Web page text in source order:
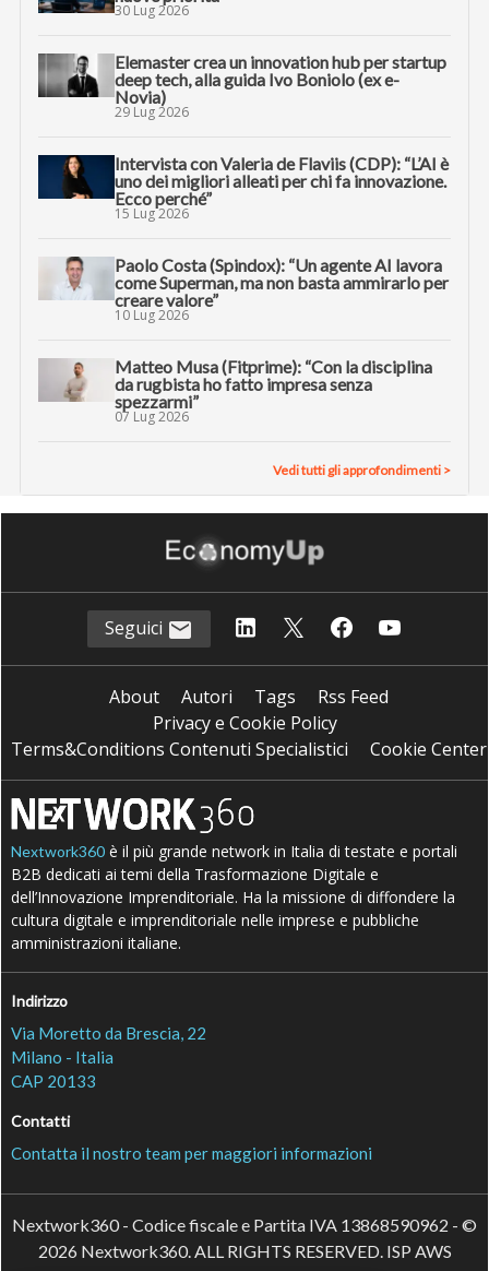
30 Lug 2026
Elemaster crea un innovation hub per startup
deep tech, alla guida Ivo Boniolo (ex e-
Novia)
29 Lug 2026
Intervista con Valeria de Flaviis (CDP): “L’AI è
uno dei migliori alleati per chi fa innovazione.
Ecco perché”
15 Lug 2026
Paolo Costa (Spindox): “Un agente AI lavora
come Superman, ma non basta ammirarlo per
creare valore”
10 Lug 2026
Matteo Musa (Fitprime): “Con la disciplina
da rugbista ho fatto impresa senza
spezzarmi”
07 Lug 2026
Vedi tutti gli approfondimenti >
Seguici
About Autori Tags
Rss Feed
Privacy e Cookie Policy
Terms&Conditions Contenuti Specialistici
Cookie Center
Nextwork360 è il più grande network in Italia di testate e portali
B2B dedicati ai temi della Trasformazione Digitale e
dell’Innovazione Imprenditoriale. Ha la missione di diffondere la
cultura digitale e imprenditoriale nelle imprese e pubbliche
amministrazioni italiane.
Indirizzo
Via Moretto da Brescia, 22
Milano - Italia
CAP 20133
Contatti
Contatta il nostro team per maggiori informazioni
Nextwork360 - Codice fiscale e Partita IVA 13868590962 - ©
2026 Nextwork360. ALL RIGHTS RESERVED. ISP AWS